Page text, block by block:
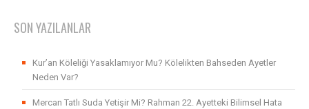
SON YAZILANLAR
Kur’an Köleliği Yasaklamıyor Mu? Kölelikten Bahseden Ayetler
Neden Var?
Mercan Tatlı Suda Yetişir Mi? Rahman 22. Ayetteki Bilimsel Hata